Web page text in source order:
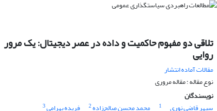
تلاقی دو مفهوم حاکمیت و داده در عصر دیجیتال: یک مرور
روایی
مقالات آماده انتشار
نوع مقاله : مقاله مروری
نویسندگان
سپهر قاضی نوری
1 محمد محسن صالح‌زاده2 فریده بهرامی3